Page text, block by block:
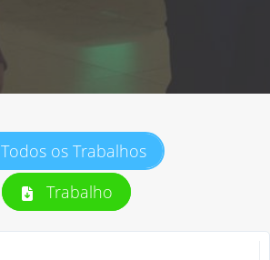
Todos os Trabalhos
Trabalho